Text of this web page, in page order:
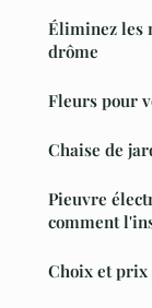
Éliminez les
drôme
Fleurs pour
Chaise de
Pieuvre
comment
Choix et prix